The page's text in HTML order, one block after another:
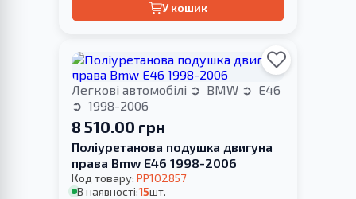
У кошик
Легкові автомобілі BMW
E46
1998-2006
8 510.00 грн
Поліуретанова подушка двигуна
права Bmw E46 1998-2006
Код товару: PP102857
В наявності:15шт.